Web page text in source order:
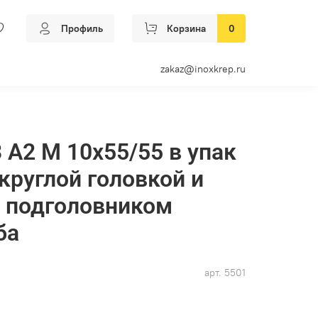
Профиль Корзина 0
zakaz@inoxkrep.ru
арт. 5501
А2 M 10х55/55 в упак
головкой и